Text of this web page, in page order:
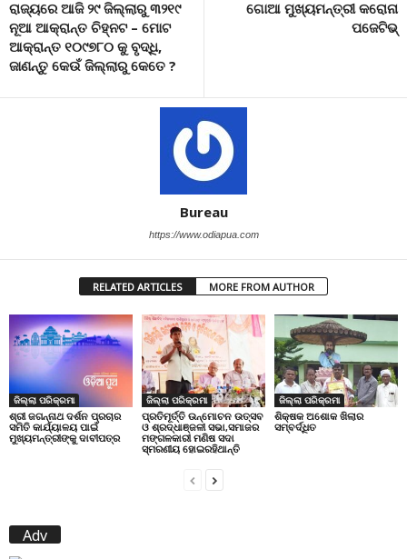
ରାଜ୍ୟରେ ଆଜି ୨୯ ଜିଲ୍ଲାରୁ ୩୨୧୯
ନୂଆ ଆକ୍ରାନ୍ତ ଚିହ୍ନଟ – ମୋଟ
ଆକ୍ରାନ୍ତ ୧୦୯୭୮୦ କୁ ବୃଦ୍ଧି,
ଜାଣନ୍ତୁ କେଉଁ ଜିଲ୍ଲାରୁ କେତେ ?
ଗୋଆ ମୁଖ୍ୟମନ୍ତ୍ରୀ କରୋନା
ପଜେଟିଭ୍
Bureau
https://www.odiapua.com
RELATED ARTICLES MORE FROM AUTHOR
ଜିଲ୍ଲା ପରିକ୍ରମା
ଶ୍ରୀ ଜଗନ୍ନାଥ ଦର୍ଶନ ପ୍ରଚାର
ସମିତି କାର୍ଯ୍ୟାଳୟ ପାଇଁ
ମୁଖ୍ୟମନ୍ତ୍ରୀଙ୍କୁ ଦାବୀପତ୍ର
ଜିଲ୍ଲା ପରିକ୍ରମା
ପ୍ରତିମୂର୍ତ୍ତି ଉନ୍ମୋଚନ ଉତ୍ସବ
ଓ ଶ୍ରଦ୍ଧାଞ୍ଜଳୀ ସଭା,ସମାଜର
ମଙ୍ଗଳକାରୀ ମଣିଷ ସଦା
ସ୍ମରଣୀୟ ହୋଇରହିଥାନ୍ତି
ଜିଲ୍ଲା ପରିକ୍ରମା
ଶିକ୍ଷକ ଅଶୋକ ଖିଲାର
ସମ୍ବର୍ଦ୍ଧିତ
Adv